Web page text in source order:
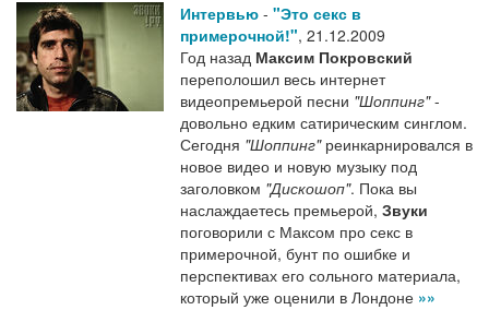
Интервью - "Это секс в
примерочной!", 21.12.2009
Год назад Максим Покровский
переполошил весь интернет
видеопремьерой песни "Шоппинг"-
довольно едким сатирическим синглом.
Сегодня "Шоппинг"реинкарнировался в
новое видео и новую музыку под
заголовком "Дискошоп". Пока вы
наслаждаетесь премьерой, Звуки
поговорили с Максом про секс в
примерочной, бунт по ошибке и
перспективах его сольного материала,
который уже оценили в Лондоне »»